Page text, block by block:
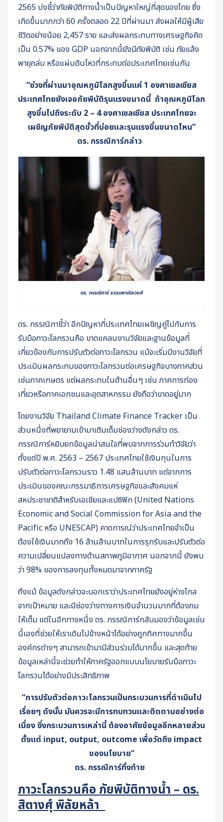
2565 บ่งชี้ว่าภัยพิบัติทางน้ำเป็นปัญหาใหญ่ที่สุดของไทย ซึ่ง
เกิดขึ้นมากกว่า 60 ครั้งตลอด 22 ปีที่ผ่านมา ส่งผลให้มีผู้เสีย
ชีวิตอย่างน้อย 2,457 ราย และส่งผลกระทบทางเศรษฐกิจคิด
เป็น 0.57% ของ GDP นอกจากนี้ยังมีภัยพิบัติ เช่น ภัยแล้ง
พายุถล่ม หรือแผ่นดินไหวที่กระทบต่อประเทศไทยเช่นกัน
“ช่วงที่ผ่านมาอุณหภูมิโลกสูงขึ้นแค่ 1 องศาเซลเซียส
ประเทศไทยยังเจอภัยพิบัติรุนแรงขนาดนี้ ถ้าอุณหภูมิโลก
สูงขึ้นไปถึงระดับ 2 – 4 องศาเซลเซียส ประเทศไทยจะ
เผชิญภัยพิบัติสุดขั้วที่บ่อยและรุนแรงขึ้นขนาดไหน”
ดร. กรรณิการ์กล่าว
ดร. กรรณิการ์ ธรรมพาณิชวงศ์
ดร. กรรณิกาชี้ว่า อีกปัญหาที่ประเทศไทยเผชิญคู่ไปกับการ
รับมือภาวะโลกรวนคือ ขาดแคลนงานวิจัยและฐานข้อมูลที่
เกี่ยวข้องกับการปรับตัวต่อภาวะโลกรวน แม้จะเริ่มมีงานวิจัยที่
ประเมินผลกระทบของภาวะโลกรวนต่อเศรษฐกิจบางภาคส่วน
เช่นภาคเกษตร แต่ผลกระทบในด้านอื่นๆ เช่น ภาคการท่อง
เที่ยวหรือภาคเอกชนและอุตสาหกรรม ยังถือว่าขาดอยู่มาก
โดยงานวิจัย Thailand Climate Finance Tracker เป็น
ส่วนหนึ่งที่พยายามเข้ามาเติมเต็มช่องว่างดังกล่าว ดร.
กรรณิการ์หยิบยกข้อมูลน่าสนใจที่พบจากการร่วมทำวิจัยว่า
ตั้งแต่ปี พ.ศ. 2563 – 2567 ประเทศไทยใช้เงินทุนในการ
ปรับตัวต่อภาวะโลกรวนราว 1.48 แสนล้านบาท แต่จากการ
ประเมินของคณะกรรมาธิการเศรษฐกิจและสังคมแห่
สหประชาชาติสำหรับเอเชียและแปซิฟิก (United Nations
Economic and Social Commission for Asia and the
Pacific หรือ UNESCAP) คาดการณ์ว่าประเทศไทยจำเป็น
ต้องใช้เงินมากถึง 16 ล้านล้านบาทในการรุกรับและปรับตัวต่อ
ความเปลี่ยนแปลงทางด้านสภาพภูมิอากาศ นอกจากนี้ ยังพบ
ว่า 98% ของการลงทุนทั้งหมดมาจากภาครัฐ
ถึงแม้ ข้อมูลดังกล่าวจะบอกเราว่าประเทศไทยยังอยู่ห่างไกล
จากเป้าหมาย และมีช่องว่างทางการเงินจำนวนมากที่ต้องถม
ให้เต็ม แต่ในอีกทางหนึ่ง ดร. กรรณิการ์กลับมองว่าข้อมูลเช่น
นี้เองที่ช่วยให้เราเดินไปข้างหน้าได้อย่างถูกทิศทางมากขึ้น
องค์กรต่างๆ สามารถเข้ามามีส่วนร่วมได้มากขึ้น และสุดท้าย
ข้อมูลเหล่านี้จะช่วยทำให้ภาครัฐออกแบบนโยบายรับมือภาวะ
โลกรวนได้อย่างมีประสิทธิภาพ
“การปรับตัวต่อภาวะโลกรวนเป็นกระบวนการที่ดำเนินไป
เรื่อยๆ ดังนั้น มันควรจะมีการทบทวนและติดตามอย่างต่อ
เนื่องซึ่งกระบวนการเหล่านี้ ต้องอาศัยข้อมูลอีกหลายส่วน
ตั้งแต่ input, output, outcome เพื่อวัดถึง impact
ของนโยบาย”
ดร. กรรณิการ์ทิ้งท้าย
ภาวะโลกรวนคือ ภัยพิบัติทางน้ำ – ดร.
สิตางศุ์ พิลัยหล้า